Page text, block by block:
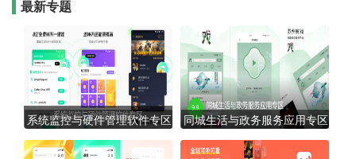
最新专题
系统监控与硬件管理软件专区 同城生活与政务服务应用专区